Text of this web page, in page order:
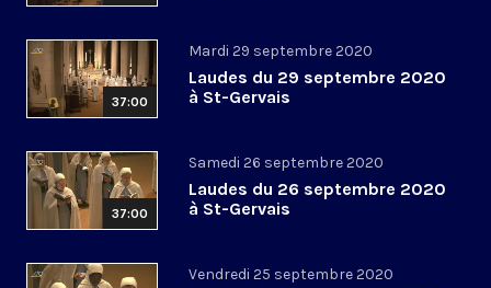
37:00
Mardi 29 septembre 2020
Laudes du 29 septembre 2020
à St-Gervais
37:00
Samedi 26 septembre 2020
Laudes du 26 septembre 2020
à St-Gervais
Vendredi 25 septembre 2020